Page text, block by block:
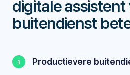
digitale assistent
buitendienst
Productievere